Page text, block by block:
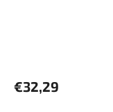
produktu
je
€32,29